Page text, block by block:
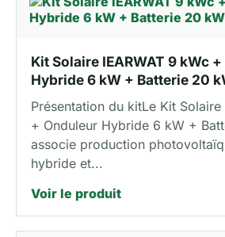
Kit Solaire IEARWAT 9 kWc
Hybride 6 kW + Batterie 20
Présentation du kitLe Kit Solaire
+ Onduleur Hybride 6 kW +
associe production
hybride et...
Voir le produit